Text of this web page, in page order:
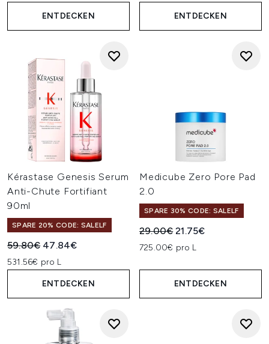
ENTDECKEN ENTDECKEN
Kérastase Genesis Serum
Anti-Chute Fortifiant
90ml
SPARE 20% CODE: SALELF
Unverbindliche Preisempfehlung:
59.80€ Aktueller Preis:
47.84€
531.56€ pro L
ENTDECKEN
Medicube Zero Pore Pad
2.0
SPARE 30% CODE: SALELF
Unverbindliche
29.00€Aktueller Preis:
21.75€
725.00€ pro L
ENTDECKEN